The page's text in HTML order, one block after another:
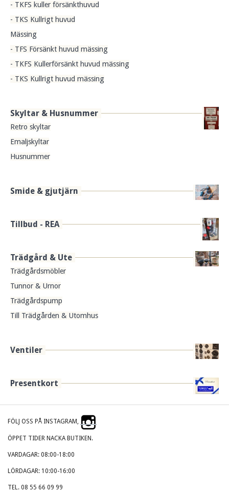
- TKFS kuller försänkthuvud
- TKS Kullrigt huvud
Mässing
- TFS Försänkt huvud mässing
- TKFS Kullerförsänkt huvud mässing
- TKS Kullrigt huvud mässing
Skyltar & Husnummer
Retro skyltar
Emaljskyltar
Husnummer
Smide & gjutjärn
Tillbud - REA
Trädgård & Ute
Trädgårdsmöbler
Tunnor & Urnor
Trädgårdspump
Till Trädgården & Utomhus
Ventiler
Presentkort
FÖLJ OSS PÅ INSTAGRAM,
ÖPPET TIDER NACKA BUTIKEN.
VARDAGAR: 08:00-18:00
LÖRDAGAR: 10:00-16:00
TEL. 08 55 66 09 99